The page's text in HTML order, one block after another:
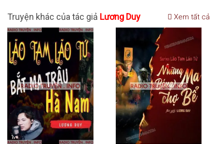
Truyện khác của tác giả Lương Duy Xem tất cả